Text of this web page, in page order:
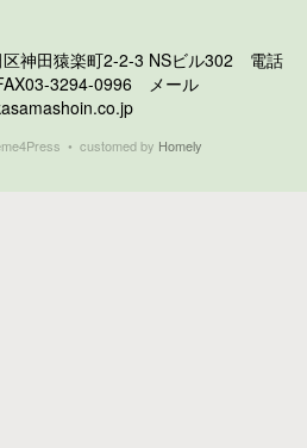
神田猿楽町2-2-3 NSビル302 電話
3294-0996 メール
• customed by Homely